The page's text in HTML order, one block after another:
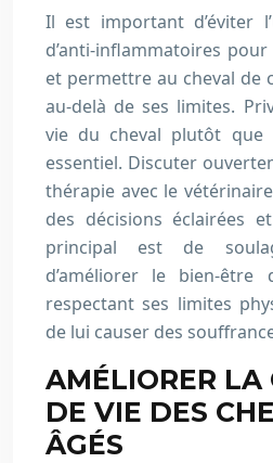
Il est important d’éviter
d’anti-inflammatoires
et permettre au cheval de
au-delà de ses limites.
vie du cheval plutôt que
essentiel. Discuter
thérapie avec le
des décisions éclairées
principal est de
d’améliorer le bien-
respectant ses limites
de lui causer des
AMÉLIORER LA
DE VIE DES
ÂGÉS